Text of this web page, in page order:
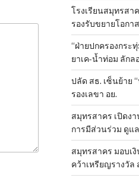
โรงเรียนสมุทรสา
รองรับขยายโอกา
“ฝ่ายปกครองกระ
ยาเค-น้ำท่อม ลักล
ปลัด สธ. เซ็นย้าย
รองเลขา อย.
สมุทรสาคร เปิดง
การมีส่วนร่วม ดูแ
สมุทรสาคร มอบเ
คว้าเหรียญรางวัล